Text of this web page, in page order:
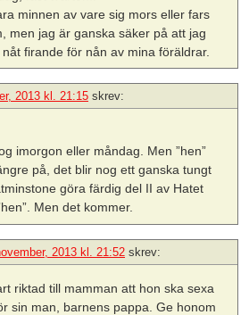
minnen av vare sig mors eller fars
men jag är ganska säker på att jag
firande för nån av mina föräldrar.
2013 kl. 21:15 skrev:
imorgon eller måndag. Men ”hen”
på, det blir nog ett ganska tungt
göra färdig del II av Hatet
Men det kommer.
2013 kl. 21:52 skrev:
riktad till mamman att hon ska sexa
sin man, barnens pappa. Ge honom